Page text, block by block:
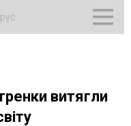
рус
витягли